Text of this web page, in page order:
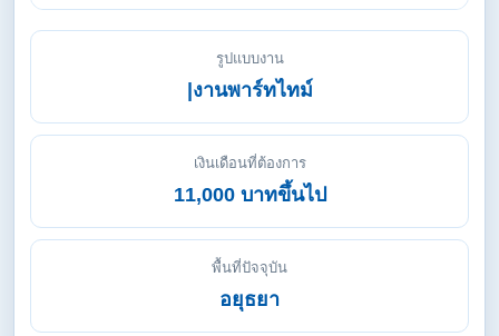
รูปแบบงาน
|งานพาร์ทไทม์
เงินเดือนที่ต้องการ
11,000 บาทขึ้นไป
พื้นที่ปัจจุบัน
อยุธยา